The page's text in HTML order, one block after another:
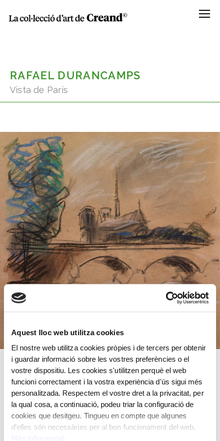
Aquest lloc web utilitza cookies
El nostre web utilitza cookies pròpies i de tercers per obtenir
i guardar informació sobre les vostres preferències o el
vostre dispositiu. Les cookies s'utilitzen perquè el web
funcioni correctament i la vostra experiència d'ús sigui més
personalitzada. Respectem el vostre dret a la privacitat, per
la qual cosa, a continuació, podeu triar la configuració de
cookies que desitgeu. Tingueu en compte que algunes
d'elles són necessàries per al bon funcionament del web.
Menú
RAFAEL DURANCAMPS
Vista de París
A París obrí la seva pròpia galeria que duia per nom La
Fenêtre Ouverte. Cézanne, Dalí, Gargallo, Derain, Dufy,
Matisse, Miró, Picasso i Vlaminck foren alguns dels
artistes que hi exposaren. La seva proximitat als Camps
Elisis li va permetre introduir-se dins l’alta societat
parisenca i donar-se a conèixer. Es traslladà a París l’any